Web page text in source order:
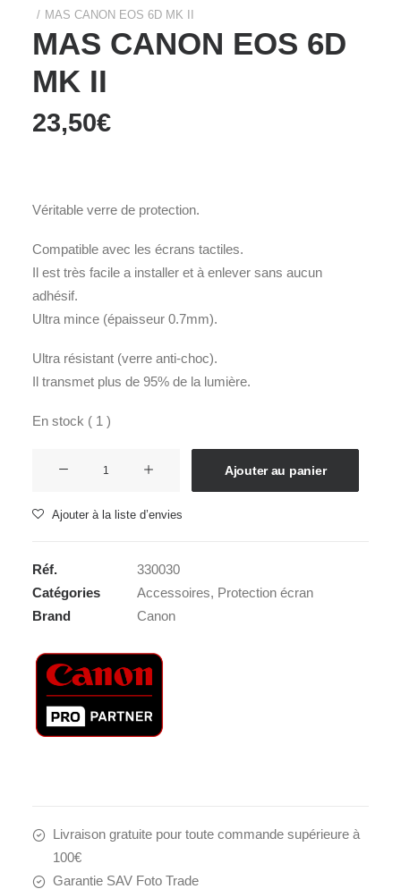
MAS CANON EOS 6D MK II
MAS CANON EOS 6D
MK II
23,50€
Véritable verre de protection.
Compatible avec les écrans tactiles.
Il est très facile a installer et à enlever sans aucun
adhésif.
Ultra mince (épaisseur 0.7mm).
Ultra résistant (verre anti-choc).
Il transmet plus de 95% de la lumière.
En stock ( 1 )
MAS
6D
MK
II
Ajouter au panier
Ajouter à la liste d’envies
Réf.
330030
Catégories
Accessoires, Protection écran
Brand
Canon
Livraison gratuite pour toute commande supérieure à
100€
Garantie SAV Foto Trade